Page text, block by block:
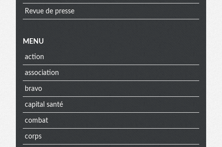
Revue de presse
MENU
action
association
bravo
capital santé
combat
corps